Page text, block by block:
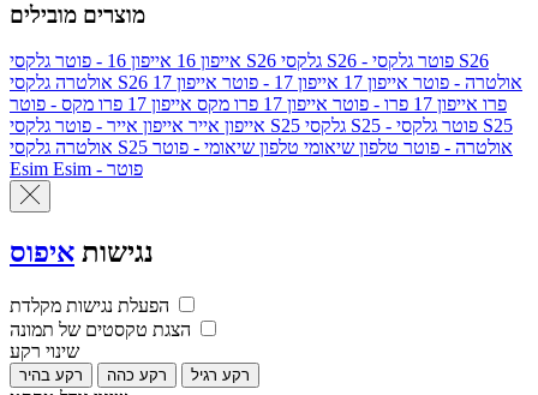
מוצרים מובילים
אייפון 16 אייפון 16 - פוטר גלקסי S26 גלקסי S26 - פוטר גלקסי S26
אולטרה
גלקסי S26 אולטרה - פוטר אייפון 17 אייפון 17 - פוטר
אייפון 17
פרו אייפון 17 פרו - פוטר אייפון 17 פרו מקס
אייפון 17 פרו מקס - פוטר
אייפון אייר אייפון אייר - פוטר גלקסי S25 גלקסי S25 - פוטר גלקסי S25
אולטרה
גלקסי S25 אולטרה - פוטר טלפון שיאומי טלפון שיאומי - פוטר
Esim
Esim - פוטר
נגישות איפוס
הפעלת נגישות מקלדת
הצגת טקסטים של תמונה
שינוי רקע
רקע בהיר רקע כהה רקע רגיל